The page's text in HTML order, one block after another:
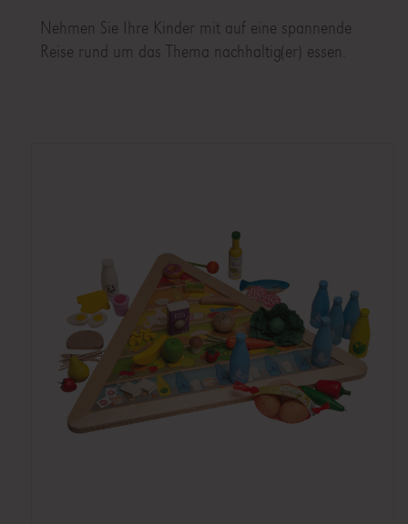
Nehmen Sie Ihre Kinder mit auf eine spannende
Reise rund um das Thema nachhaltig(er) essen.